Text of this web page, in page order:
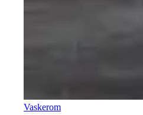
Vaskerom